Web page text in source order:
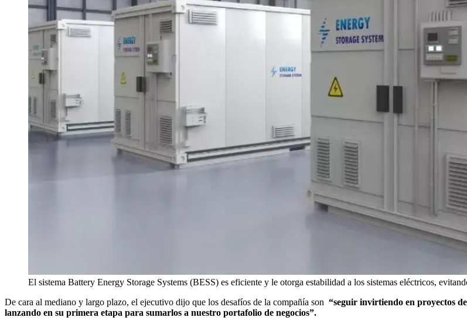
El sistema Battery Energy Storage Systems (BESS) es eficiente y le otorga estabilidad a los sistemas eléctricos,
De cara al mediano y largo plazo, el ejecutivo dijo que los desafíos de la compañía son “seguir invirtiendo en proyectos
lanzando en su primera etapa para sumarlos a nuestro portafolio de negocios”.